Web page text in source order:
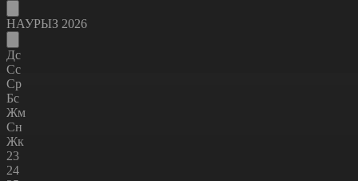
НАУРЫЗ 2026
Дс
Сс
Ср
Бс
Жм
Сн
Жк
23
24